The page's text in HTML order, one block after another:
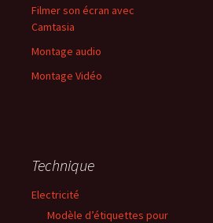
Filmer son écran avec
Camtasia
Montage audio
Montage Vidéo
Technique
Electricité
Modèle d’étiquettes pour